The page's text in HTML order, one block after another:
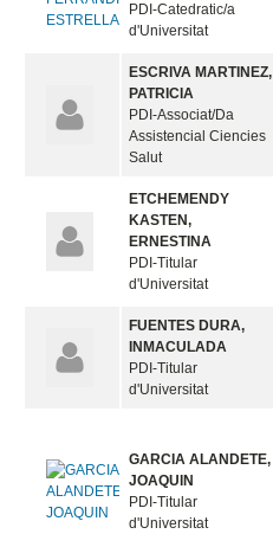
PDI-Catedratic/a
d'Universitat
ESCRIVA MARTINEZ,
PATRICIA
PDI-Associat/Da
Assistencial Ciencies
Salut
ETCHEMENDY
KASTEN,
ERNESTINA
PDI-Titular
d'Universitat
FUENTES DURA,
INMACULADA
PDI-Titular
d'Universitat
GARCIA ALANDETE,
JOAQUIN
PDI-Titular
d'Universitat